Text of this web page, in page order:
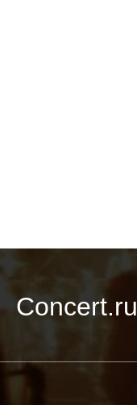
Concert.ru